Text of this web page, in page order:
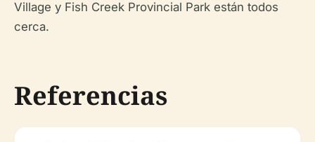
Village y Fish Creek Provincial Park están todos
cerca.
Referencias